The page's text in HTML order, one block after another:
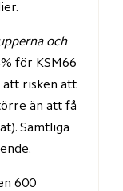
och
för KSM66
att risken att
än att få
Samtliga
600